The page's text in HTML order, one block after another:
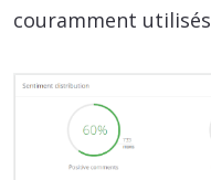
couramment